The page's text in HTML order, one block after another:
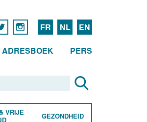
FR NL EN
ADRESBOEK PERS
VRIJE
GEZONDHEID